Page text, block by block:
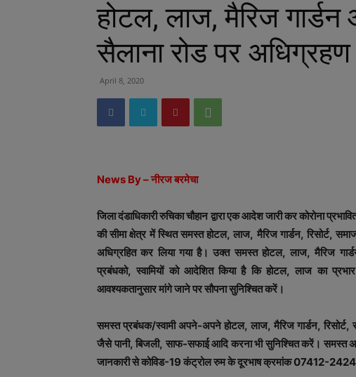
होटल, लाज, मैरिज गार्डन
सैलाना रोड पर
April 8, 2020
News By – नीरज बरमेचा
जिला दंडाधिकारी रुचिका चौहान द्वारा एक आदेश जारी कर कोरोना
की सीमा क्षेत्र में स्थित समस्त होटल, लाज, मैरिज गार्डन, रिसोर्ट,
अधिग्रहित कर लिया गया है। उक्त समस्त होटल, लाज, मैरिज
प्रबंधको, स्वामियों को आदेशित किया है कि होटल, लाज का
आवश्यकतानुसार मांगे जाने पर सौपना सुनिश्चित करें।
समस्त प्रबंधक/स्वामी अपने-अपने होटल, लाज, मैरिज गार्डन, रिसोर्ट,
जैसे पानी, बिजली, साफ-सफाई आदि करना भी सुनिश्चित करें। समस्त
जानकारी से कोविड-19 कंट्रोल रुम के दूरभाष क्रमांक 07412-